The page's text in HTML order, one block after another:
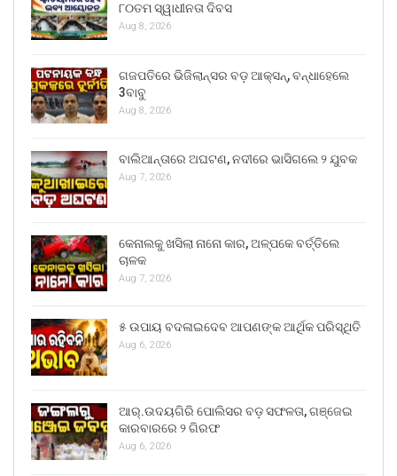
୮୦ତମ ସ୍ୱାଧୀନତା ଦିବସ
Aug 8, 2026
ଗଜପତିରେ ଭିଜିଲାନ୍ସର ବଡ଼ ଆକ୍ସନ୍, ବନ୍ଧାହେଲେ
3ବାବୁ
Aug 8, 2026
ବାଲିଆନ୍ତାରେ ଅଘଟଣ, ନଦୀରେ ଭାସିଗଲେ ୨ ଯୁବକ
Aug 7, 2026
କେନାଲକୁ ଖସିଲା ନାନୋ କାର, ଅଳ୍ପକେ ବର୍ତ୍ତିଲେ
ଚାଳକ
Aug 7, 2026
୫ ଉପାୟ ବଦଳାଇଦେବ ଆପଣଙ୍କ ଆର୍ଥିକ ପରିସ୍ଥିତି
Aug 6, 2026
ଆର୍.ଉଦୟଗିରି ପୋଲିସର ବଡ଼ ସଫଳତା, ଗଞ୍ଜେଇ
କାରବାରରେ ୨ ଗିରଫ
Aug 6, 2026